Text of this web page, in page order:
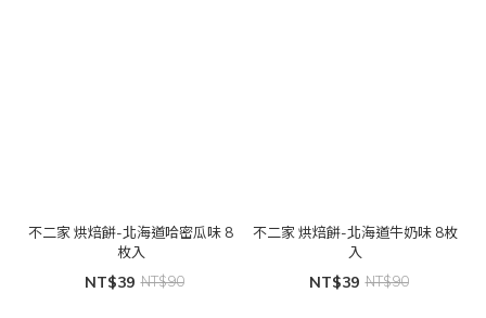
不二家 烘焙餅-北海道哈密瓜味 8
枚入
NT$39 NT$90
不二家 烘焙餅-北海道牛奶味 8枚
入
NT$39 NT$90